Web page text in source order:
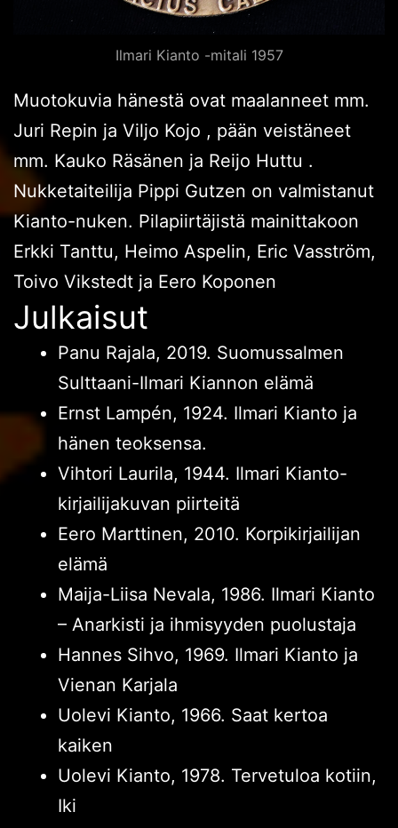
Ilmari Kianto -mitali 1957
Muotokuvia hänestä ovat maalanneet mm.
Juri Repin ja Viljo Kojo , pään veistäneet
mm. Kauko Räsänen ja Reijo Huttu .
Nukketaiteilija Pippi Gutzen on valmistanut
Kianto-nuken. Pilapiirtäjistä mainittakoon
Erkki Tanttu, Heimo Aspelin, Eric Vasström,
Toivo Vikstedt ja Eero Koponen
Julkaisut
Panu Rajala, 2019. Suomussalmen
Sulttaani-Ilmari Kiannon elämä
Ernst Lampén, 1924. Ilmari Kianto ja
hänen teoksensa.
Vihtori Laurila, 1944. Ilmari Kianto-
kirjailijakuvan piirteitä
Eero Marttinen, 2010. Korpikirjailijan
elämä
Maija-Liisa Nevala, 1986. Ilmari Kianto
– Anarkisti ja ihmisyyden puolustaja
Hannes Sihvo, 1969. Ilmari Kianto ja
Vienan Karjala
Uolevi Kianto, 1966. Saat kertoa
kaiken
Uolevi Kianto, 1978. Tervetuloa kotiin,
Iki